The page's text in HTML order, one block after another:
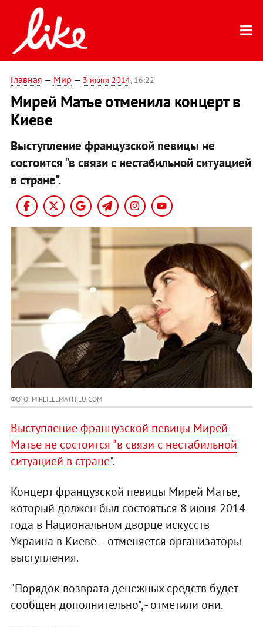
Главная — Мир — 3 июня 2014, 16:22
Мирей Матье отменила концерт в
Киеве
Выступление французской певицы не
состоится "в связи с нестабильной ситуацией
в стране".
ФОТО: MIREILLEMATHIEU.COM
Выступление французской певицы Мирей
Матье не состоится "в связи с нестабильной
ситуацией в стране".
Концерт французской певицы Мирей Матье,
который должен был состояться 8 июня 2014
года в Национальном дворце искусств
Украина в Киеве – отменяется организаторы
выступления.
"Порядок возврата денежных средств будет
сообщен дополнительно", - отметили они.